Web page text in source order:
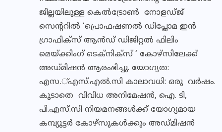
ജില്ലയിലുള്ള കെല്‍ട്രോണ്‍ നോളഡ്ജ്
സെന്ററില്‍ ‘പ്രൊഫഷണല്‍ ഡിപ്ലോമ ഇന്‍
ഗ്രാഫിക്‌സ് ആന്‍ഡ് ഡിജിറ്റല്‍ ഫിലിം
മെയ്ക്കിംഗ് ടെക്‌നിക്‌സ് ‘ കോഴ്‌സിലേക്ക്
അഡ്മിഷന്‍ ആരംഭിച്ചു. യോഗ്യത:
എസ.്എസ്.എല്‍.സി കാലാവധി: ഒരു വര്‍ഷം.
കൂടാതെ വിവിധ അനിമേഷന്‍, ഐ. ടി,
പി.എസ്.സി നിയമനങ്ങള്‍ക്ക് യോഗ്യമായ
കമ്പ്യൂട്ടര്‍ കോഴ്‌സുകള്‍ക്കും അഡ്മിഷന്‍